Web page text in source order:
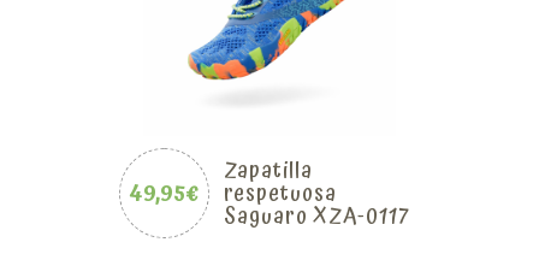
49,95€
Zapatilla
respetuosa
Saguaro XZA-0117